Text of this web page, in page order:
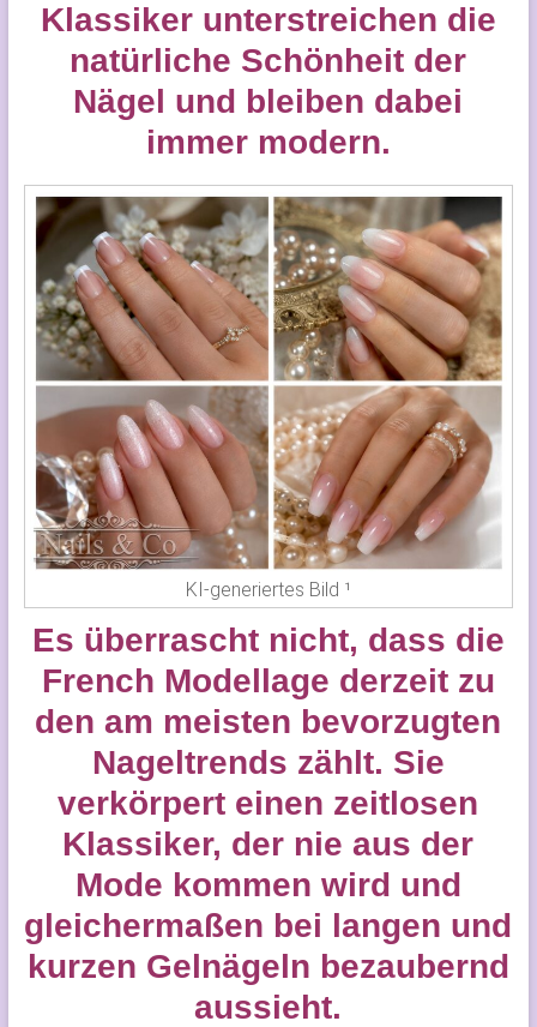
Klassiker unterstreichen die
natürliche Schönheit der
Nägel und bleiben dabei
immer modern.
KI-generiertes Bild ¹
Es überrascht nicht, dass die
French Modellage derzeit zu
den am meisten bevorzugten
Nageltrends zählt. Sie
verkörpert einen zeitlosen
Klassiker, der nie aus der
Mode kommen wird und
gleichermaßen bei langen und
kurzen Gelnägeln bezaubernd
aussieht.